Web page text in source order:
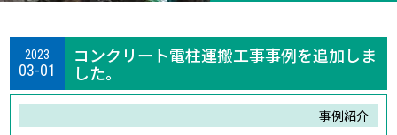
2023
03-01
コンクリート電柱運搬工事事例を追加しま
した。
事例紹介